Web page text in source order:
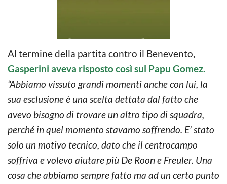
Al termine della partita contro il Benevento,
Gasperini aveva risposto così sul Papu Gomez.
“Abbiamo vissuto grandi momenti anche con lui, la
sua esclusione è una scelta dettata dal fatto che
avevo bisogno di trovare un altro tipo di squadra,
perché in quel momento stavamo soffrendo. E’ stato
solo un motivo tecnico, dato che il centrocampo
soffriva e volevo aiutare più De Roon e Freuler. Una
cosa che abbiamo sempre fatto ma ad un certo punto